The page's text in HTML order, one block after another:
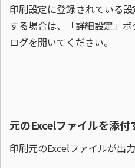
印刷設定に登録されている
する場合は、「詳細設定」
ログを開いてください。
元のExcelファイルを添付
印刷元のExcelファイルが出